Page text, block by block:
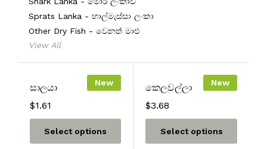
Sprats Lanka - හාල්මැස්සා ලංකා
Other Dry Fish - වෙනත් මාළු
View All
New
සාලයා
$1.61
Select options
New
කෙලවල්ලා
$3.68
Select options